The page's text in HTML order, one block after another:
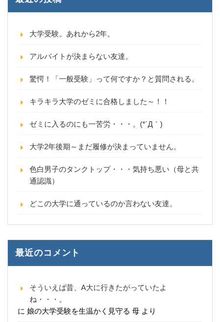
大学受験。あれから2年。
アルバイトが決まらない友達。
驚愕！「一般受験」って何ですか？と質問される。
キラキラ大学のゼミに合格しました～！！
ゼミに入るのにも一苦労・・・。(*´Д｀)
大学2年後期～まだ履修が決まっていません。
色白男子のタンクトップ・・・気持ち悪い（母と共
通認識）
どこの大学に通っているのか言わない友達。
最近のコメント
そういえば昔、A大に行きたがっていたよ
ね・・・。
に 娘の大学受験を生温かく見守る 母 より